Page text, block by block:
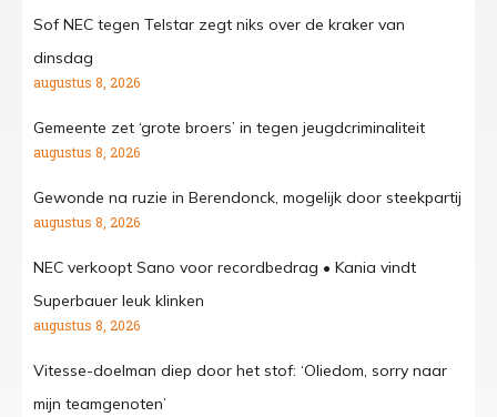
Sof NEC tegen Telstar zegt niks over de kraker van
dinsdag
augustus 8, 2026
Gemeente zet ‘grote broers’ in tegen jeugdcriminaliteit
augustus 8, 2026
Gewonde na ruzie in Berendonck, mogelijk door steekpartij
augustus 8, 2026
NEC verkoopt Sano voor recordbedrag • Kania vindt
Superbauer leuk klinken
augustus 8, 2026
Vitesse-doelman diep door het stof: ‘Oliedom, sorry naar
mijn teamgenoten’